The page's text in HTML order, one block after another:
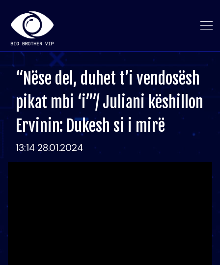
“Nëse del, duhet t’i vendosësh
pikat mbi ‘i’”/ Juliani këshillon
Ervinin: Dukesh si i mirë
13:14 28.01.2024